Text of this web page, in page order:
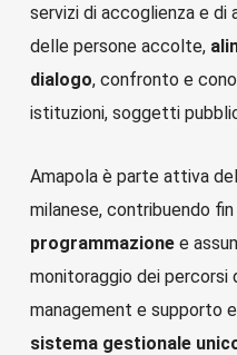
servizi di accoglienza e
delle persone accolte,
dialogo, confronto e
istituzioni, soggetti
Amapola è parte attiva
milanese, contribuendo
programmazionee
monitoraggio dei percorsi
management e supporto
sistema gestionale